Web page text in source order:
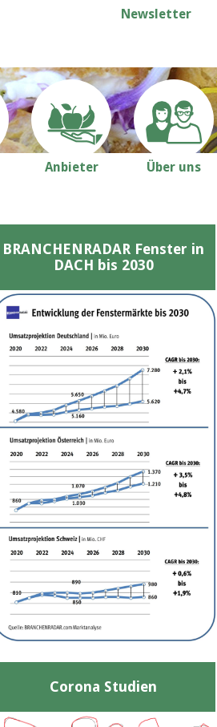
Newsletter
Anbieter Über uns
BRANCHENRADAR Fenster in
DACH bis 2030
Corona Studien